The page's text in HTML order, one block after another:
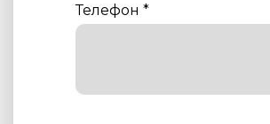
Телефон *